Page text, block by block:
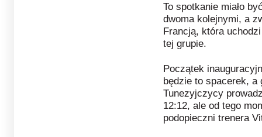
To spotkanie miało
dwoma kolejnymi, a
Francją, która
tej grupie.
Początek
będzie to spacerek, a
Tunezyjczycy
12:12, ale od tego
podopieczni trenera